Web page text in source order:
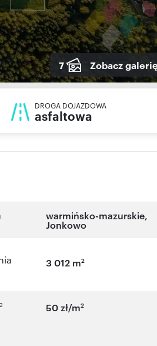
7 Zobacz galerię
DROGA DOJAZDOWA
asfaltowa
warmińsko-mazurskie,
Jonkowo
3 012 m2
2 50 zł/m2